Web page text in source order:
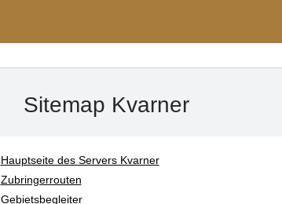
Sitemap Kvarner
Hauptseite des Servers Kvarner
Zubringerrouten
Gebietsbegleiter